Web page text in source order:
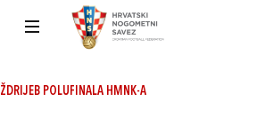
ŽDRIJEB POLUFINALA HMNK-A